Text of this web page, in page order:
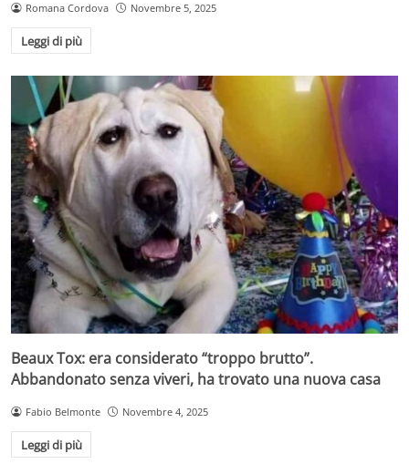
Romana Cordova Novembre 5, 2025
Leggi di più
Beaux Tox: era considerato “troppo brutto”.
Abbandonato senza viveri, ha trovato una nuova casa
Fabio Belmonte Novembre 4, 2025
Leggi di più